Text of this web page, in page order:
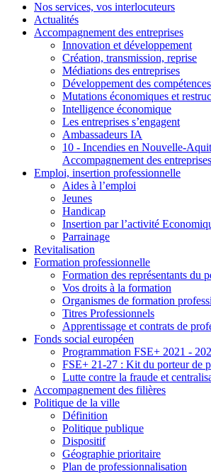
Nos services, vos interlocuteurs
Actualités
Accompagnement des entreprises
Innovation et développement
Création, transmission, reprise
Médiations des entreprises
Développement des compétences
Mutations économiques et
Intelligence économique
Les entreprises s’engagent
Ambassadeurs IA
10 - Incendies en Nouvelle-
Accompagnement des entreprises
Emploi, insertion professionnelle
Aides à l’emploi
Jeunes
Handicap
Insertion par l’activité
Parrainage
Revitalisation
Formation professionnelle
Formation des représentants du
Vos droits à la formation
Organismes de formation
Titres Professionnels
Apprentissage et contrats de
Fonds social européen
Programmation FSE+ 2021 -
FSE+ 21-27 : Kit du porteur de
Lutte contre la fraude et
Accompagnement des filières
Politique de la ville
Définition
Politique publique
Dispositif
Géographie prioritaire
Plan de professionnalisation